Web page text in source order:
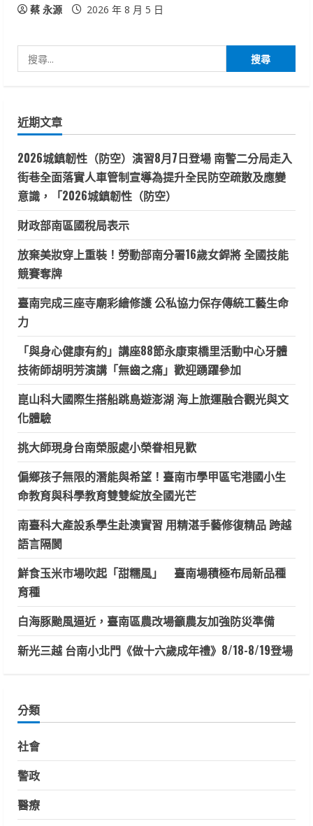
蔡 永源 2026 年 8 月 5 日
尋
字:
近期文章
2026城鎮韌性（防空）演習8月7日登場 南警二分局走入
街巷全面落實人車管制宣導為提升全民防空疏散及應變
意識，「2026城鎮韌性（防空）
財政部南區國稅局表示
放棄美妝穿上重裝！勞動部南分署16歲女銲將 全國技能
競賽奪牌
臺南完成三座寺廟彩繪修護 公私協力保存傳統工藝生命
力
「與身心健康有約」講座88節永康東橋里活動中心牙體
技術師胡明芳演講「無齒之痛」歡迎踴躍參加
崑山科大國際生搭船跳島遊澎湖 海上旅運融合觀光與文
化體驗
挑大師現身台南榮服處小榮眷相見歡
偏鄉孩子無限的潛能與希望！臺南市學甲區宅港國小生
命教育與科學教育雙雙綻放全國光芒
南臺科大產設系學生赴澳實習 用精湛手藝修復精品 跨越
語言隔閡
鮮食玉米市場吹起「甜糯風」 臺南場積極布局新品種
育種
白海豚颱風逼近，臺南區農改場籲農友加強防災準備
新光三越 台南小北門《做十六歲成年禮》8/18-8/19登場
分類
社會
警政
醫療